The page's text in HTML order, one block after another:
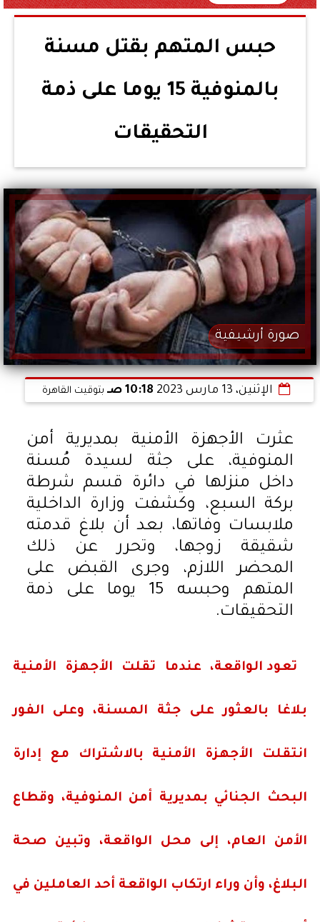
حبس المتهم بقتل مسنة
بالمنوفية 15 يوما على ذمة
التحقيقات
صورة أرشيفية
الإثنين، 13 مارس 2023 10:18 صـ بتوقيت القاهرة
عثرت الأجهزة الأمنية بمديرية أمن
المنوفية، على جثة لسيدة مُسنة
داخل منزلها في دائرة قسم شرطة
بركة السبع، وكشفت وزارة الداخلية
ملابسات وفاتها، بعد أن بلاغ قدمته
شقيقة زوجها، وتحرر عن ذلك
المحضر اللازم، وجرى القبض على
المتهم وحبسه 15 يوما على ذمة
التحقيقات.
تعود الواقعة، عندما تقلت الأجهزة الأمنية
بلاغا بالعثور على جثة المسنة، وعلى الفور
انتقلت الأجهزة الأمنية بالاشتراك مع إدارة
البحث الجنائي بمديرية أمن المنوفية، وقطاع
الأمن العام، إلى محل الواقعة، وتبين صحة
البلاغ، وأن وراء ارتكاب الواقعة أحد العاملين في